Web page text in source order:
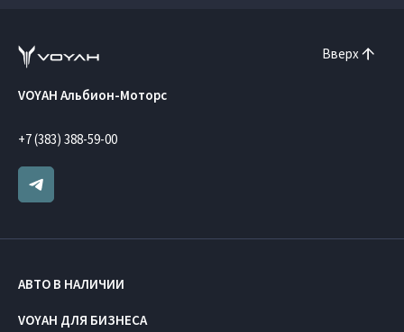
Вверх
VOYAH Альбион-Моторс
+7 (383) 388-59-00
АВТО В НАЛИЧИИ
VOYAH ДЛЯ БИЗНЕСА